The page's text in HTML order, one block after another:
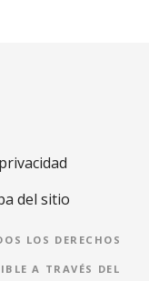
del sitio
LOS DERECHOS
A TRAVÉS DEL